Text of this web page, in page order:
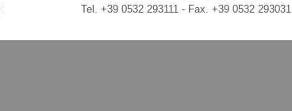
Tel. +39 0532 293111- Fax. +39 0532 293031